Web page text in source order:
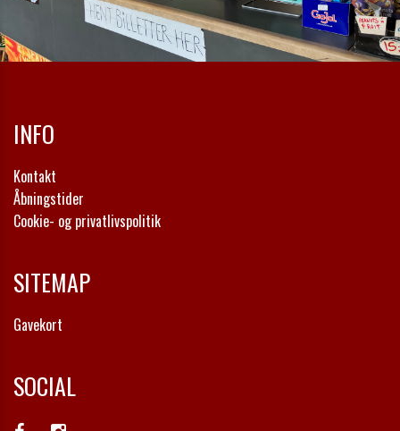
INFO
Kontakt
Åbningstider
Cookie- og privatlivspolitik
SITEMAP
Gavekort
SOCIAL